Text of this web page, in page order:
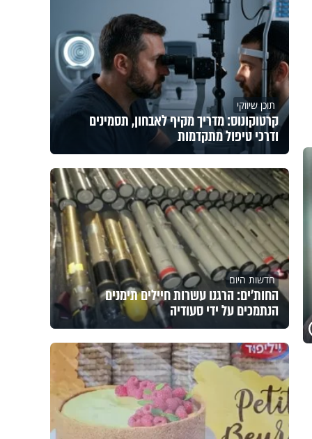
תוכן שיווקי
קרטוקונוס: מדריך מקיף לאבחון, תסמינים
ודרכי טיפול מתקדמות
חדשות היום
החות'ים: הרגנו עשרות חיילים תימנים
הנתמכים על ידי סעודיה